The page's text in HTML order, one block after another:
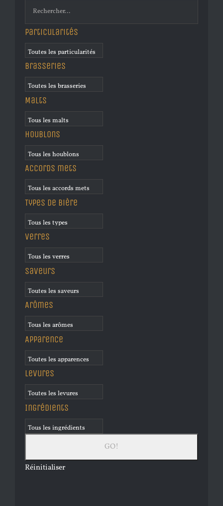
Particularités
Brasseries
Malts
Houblons
Accords mets
Types de bière
Verres
Saveurs
Arômes
Apparence
Levures
Ingrédients
Réinitialiser